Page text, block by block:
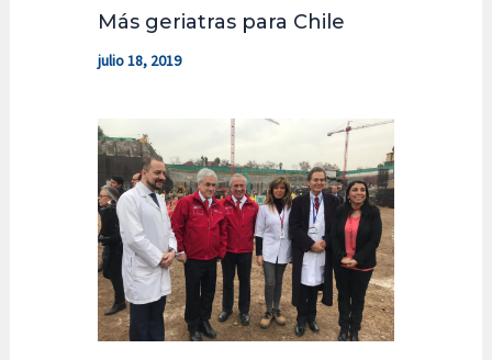
Más geriatras para Chile
julio 18, 2019